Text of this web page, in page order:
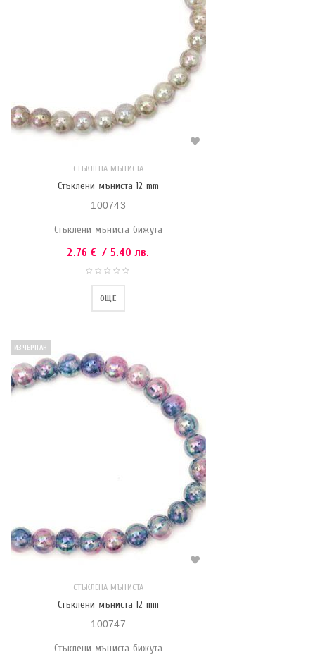
СТЪКЛЕНА МЪНИСТА
Стъклени мъниста 12 mm
100743
Стъклени мъниста бижута
2.76 € / 5.40 лв.
ОЩЕ
ИЗЧЕРПАН
СТЪКЛЕНА МЪНИСТА
Стъклени мъниста 12 mm
100747
Стъклени мъниста бижута